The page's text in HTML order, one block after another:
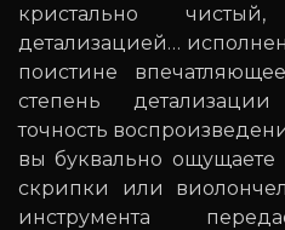
кристально
детализацией…
поистине
степень
точность
вы буквально ощущаете
скрипки или
инструмента